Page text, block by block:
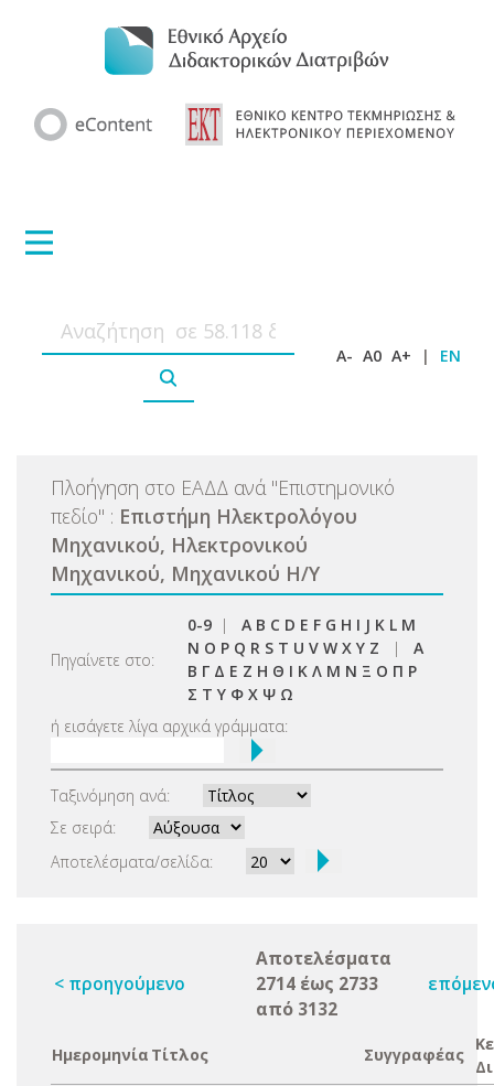
A- A0 A+ | EN
Πλοήγηση στο ΕΑΔΔ ανά "Επιστημονικό
πεδίο" : Επιστήμη Ηλεκτρολόγου
Μηχανικού, Ηλεκτρονικού
Μηχανικού, Μηχανικού Η/Υ
Πηγαίνετε στο:
0-9 | A B C D E F G H I J K L M
N O P Q R S T U V W X Y Z | Α
Β Γ Δ Ε Ζ Η Θ Ι Κ Λ Μ Ν Ξ Ο Π Ρ
Σ Τ Υ Φ Χ Ψ Ω
ή εισάγετε λίγα αρχικά γράμματα:
Ταξινόμηση ανά:
Σε σειρά:
Αποτελέσματα/σελίδα:
< προηγούμενο
Αποτελέσματα
2714 έως 2733
από 3132
Ημερομηνία Τίτλος Συγγραφέας